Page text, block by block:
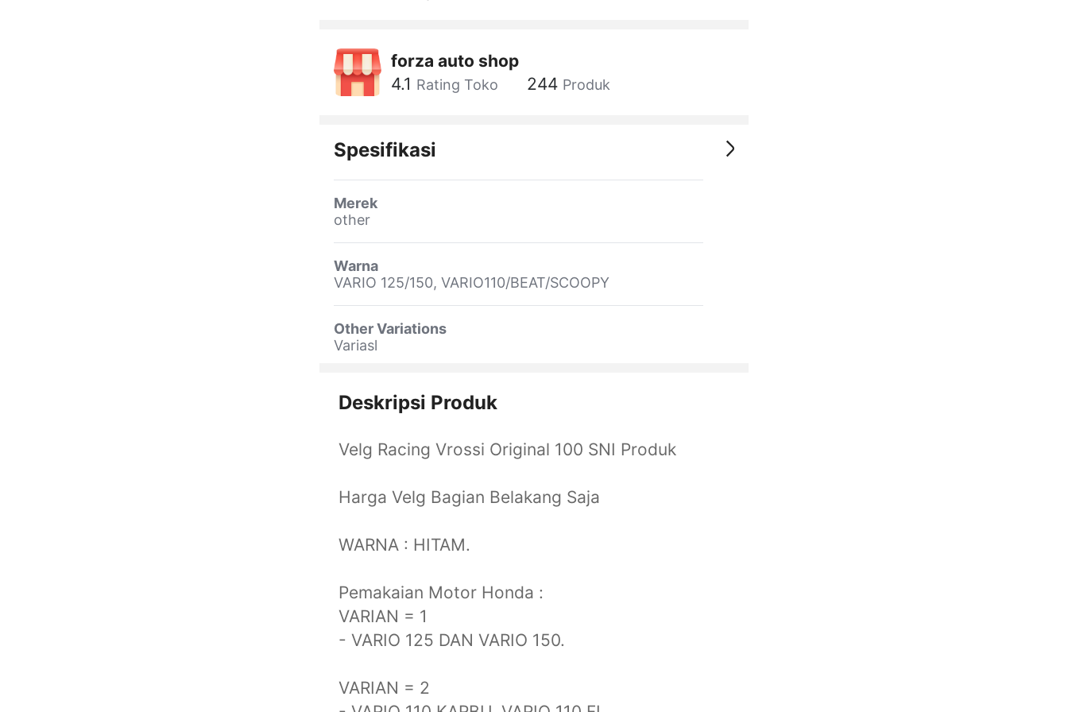
forza auto shop
4.1 Rating Toko 244 Produk
Spesifikasi
Merek
other
Warna
VARIO 125/150, VARIO110/BEAT/SCOOPY
Other Variations
Variasl
Deskripsi Produk
Velg Racing Vrossi Original 100 SNI Produk
Harga Velg Bagian Belakang Saja
WARNA : HITAM.
Pemakaian Motor Honda :
VARIAN = 1
- VARIO 125 DAN VARIO 150.
VARIAN = 2